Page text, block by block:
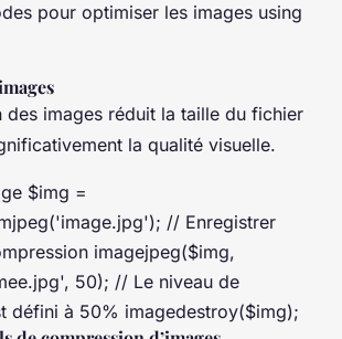
pour optimiser les images using
des images réduit la taille du fichier
la qualité visuelle.
$img =
// Enregistrer
imagejpeg($img,
50); // Le niveau de
défini à 50% imagedestroy($img);